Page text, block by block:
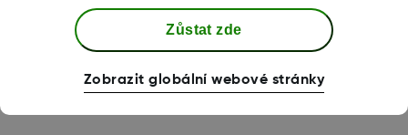
nastavení provedené zdravotnickým personálem v
průběhu klinické relace platí pouze pro tuto relaci.
Přečtěte si více
Zůstat zde
Zobrazit globální webové stránky